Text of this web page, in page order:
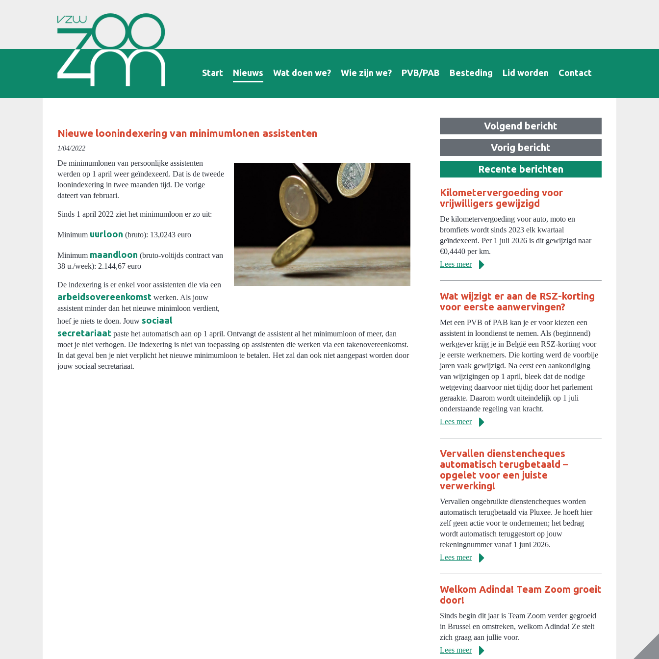
Start Nieuws Wat doen we? Wie zijn we? PVB/PAB Besteding Lid worden Contact
Nieuwe loonindexering van minimumlonen assistenten
1/04/2022
De minimumlonen van persoonlijke assistenten
werden op 1 april weer geïndexeerd. Dat is de tweede
loonindexering in twee maanden tijd. De vorige
dateert van februari.
Sinds 1 april 2022 ziet het minimumloon er zo uit:
Minimum uurloon (bruto): 13,0243 euro
Minimum maandloon (bruto-voltijds contract van
38 u./week): 2.144,67 euro
De indexering is er enkel voor assistenten die via een
arbeidsovereenkomst werken. Als jouw
assistent minder dan het nieuwe minimloon verdient,
hoef je niets te doen. Jouw sociaal
secretariaat paste het automatisch aan op 1 april. Ontvangt de assistent al het minimumloon of meer, dan
moet je niet verhogen. De indexering is niet van toepassing op assistenten die werken via een takenovereenkomst.
In dat geval ben je niet verplicht het nieuwe minimumloon te betalen. Het zal dan ook niet aangepast worden door
jouw sociaal secretariaat.
Volgend bericht
Vorig bericht
Recente berichten
Kilometervergoeding voor
vrijwilligers gewijzigd
De kilometervergoeding voor auto, moto en
bromfiets wordt sinds 2023 elk kwartaal
geïndexeerd. Per 1 juli 2026 is dit gewijzigd naar
€0,4440 per km.
Lees meer
Wat wijzigt er aan de RSZ-korting
voor eerste aanwervingen?
Met een PVB of PAB kan je er voor kiezen een
assistent in loondienst te nemen. Als (beginnend)
werkgever krijg je in België een RSZ-korting voor
je eerste werknemers. Die korting werd de voorbije
jaren vaak gewijzigd. Na eerst een aankondiging
van wijzigingen op 1 april, bleek dat de nodige
wetgeving daarvoor niet tijdig door het parlement
geraakte. Daarom wordt uiteindelijk op 1 juli
onderstaande regeling van kracht.
Lees meer
Vervallen dienstencheques
automatisch terugbetaald –
opgelet voor een juiste
verwerking!
Vervallen ongebruikte dienstencheques worden
automatisch terugbetaald via Pluxee. Je hoeft hier
zelf geen actie voor te ondernemen; het bedrag
wordt automatisch teruggestort op jouw
rekeningnummer vanaf 1 juni 2026.
Lees meer
Welkom Adinda! Team Zoom groeit
door!
Sinds begin dit jaar is Team Zoom verder gegroeid
in Brussel en omstreken, welkom Adinda! Ze stelt
zich graag aan jullie voor.
Lees meer